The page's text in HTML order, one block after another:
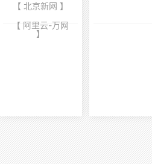
【 北京新网 】
【 阿里云-万网
】